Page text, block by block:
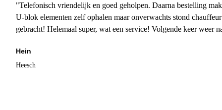
"Telefonisch vriendelijk en goed geholpen. Daarna bestelling
U-blok elementen zelf ophalen maar onverwachts stond
gebracht! Helemaal super, wat een service! Volgende keer weer
Hein
Heesch